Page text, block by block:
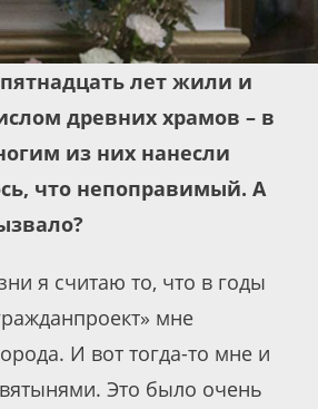
лет жили и
древних храмов – в
из них нанесли
что непоправимый. А
я считаю то, что в годы
мне
И вот тогда-то мне и
Это было очень